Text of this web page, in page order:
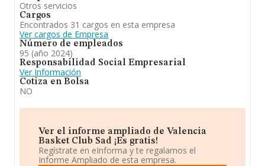
Otros servicios
Cargos
Encontrados 31 cargos en esta empresa
Ver cargos de Empresa
Número de empleados
95 (año 2024)
Responsabilidad Social Empresarial
Ver Información
Cotiza en Bolsa
NO
Ver el informe ampliado de Valencia
Basket Club Sad ¡Es gratis!
Regístrate en eInforma y te regalamos el
Informe Ampliado de esta empresa.